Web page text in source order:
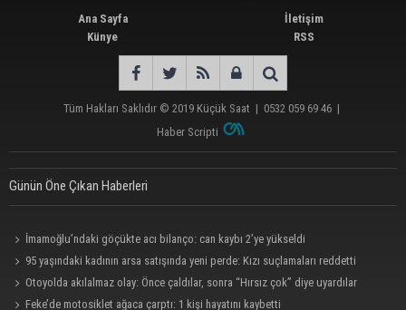
Ana Sayfa
Künye
İletişim
RSS
Tüm Hakları Saklıdır © 2019 Küçük Saat | 0532 059 69 46 |
Haber Scripti
Günün Öne Çıkan Haberleri
İmamoğlu’ndaki göçükte acı bilanço: can kaybı 2’ye yükseldi
95 yaşındaki kadının arsa satışında yeni perde: Kızı suçlamaları reddetti
Otoyolda akılalmaz olay: Önce çaldılar, sonra “Hırsız çok” diye uyardılar
Feke’de motosiklet ağaca çarptı: 1 kişi hayatını kaybetti